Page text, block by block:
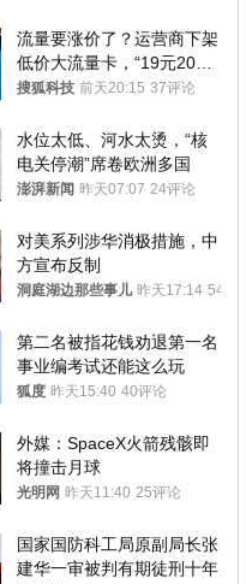
流量要涨价了？运营商下架
低价大流量卡，“19元200
G”成为历史
搜狐科技 前天20:15 37评论
水位太低、河水太烫，“核
电关停潮”席卷欧洲多国
澎湃新闻 昨天07:07 24评论
对美系列涉华消极措施，中
方宣布反制
洞庭湖边那些事儿 昨天17:14 54评论
第二名被指花钱劝退第一名
事业编考试还能这么玩
狐度 昨天15:40 40评论
外媒：SpaceX火箭残骸即
将撞击月球
光明网 昨天11:40 25评论
国家国防科工局原副局长张
建华一审被判有期徒刑十年